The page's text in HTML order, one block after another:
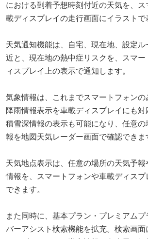
における到着予想時刻付近の天気を、
載ディスプレイの走行画面にイラストで
天気通知機能は、自宅、現在地、設定
近と、現在地の熱中症リスクを、スマ
ィスプレイ上の表示で通知します。
気象情報は、これまでスマートフォンの
降雨情報表示を車載ディスプレイにも対
積雪深情報の表示も可能になり、任意
報を地図天気レーダー画面で確認できま
天気地点表示は、任意の場所の天気予
情報を、スマートフォンや車載ディス
できます。
また同時に、基本プラン・プレミアムプ
バーアシスト検索機能を拡充。検索画面